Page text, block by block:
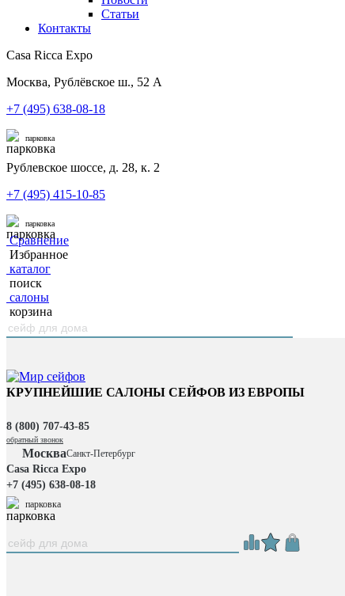
Статьи
Контакты
Casa Ricca Expo
Москва, Рублёвское ш., 52 А
+7 (495) 638-08-18
парковка
Рублевское шоссе, д. 28, к. 2
+7 (495) 415-10-85
парковка
Сравнение
Избранное
каталог
поиск
салоны
корзина
КРУПНЕЙШИЕ САЛОНЫ СЕЙФОВ ИЗ ЕВРОПЫ
8 (800) 707-43-85
обратный звонок
МоскваСанкт-Петербург
Casa Ricca Expo
+7 (495) 638-08-18
парковка